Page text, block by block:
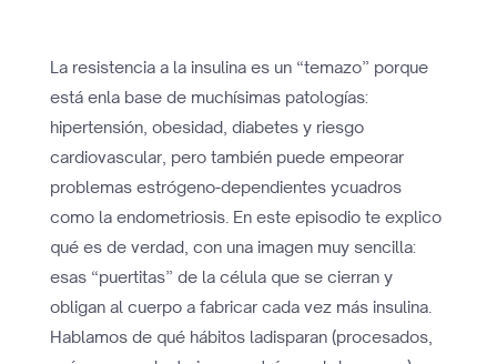
La resistencia a la insulina es un “temazo” porque
está enla base de muchísimas patologías:
hipertensión, obesidad, diabetes y riesgo
cardiovascular, pero también puede empeorar
problemas estrógeno-dependientes ycuadros
como la endometriosis. En este episodio te explico
qué es de verdad, con una imagen muy sencilla:
esas “puertitas” de la célula que se cierran y
obligan al cuerpo a fabricar cada vez más insulina.
Hablamos de qué hábitos ladisparan (procesados,